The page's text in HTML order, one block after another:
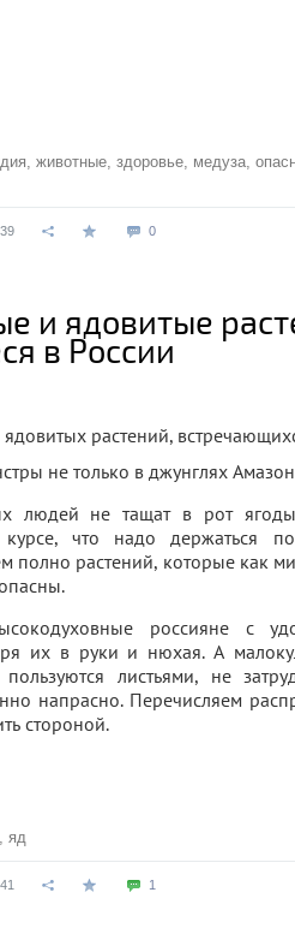
, животные, здоровье, медуза,
0
и ядовитые
в России
не только в джунглях
людей не тащат в рот
что надо держаться
полно растений, которые как
россияне с
их в руки и нюхая. А
пользуются листьями, не
напрасно. Перечисляем
стороной.
, яд
1